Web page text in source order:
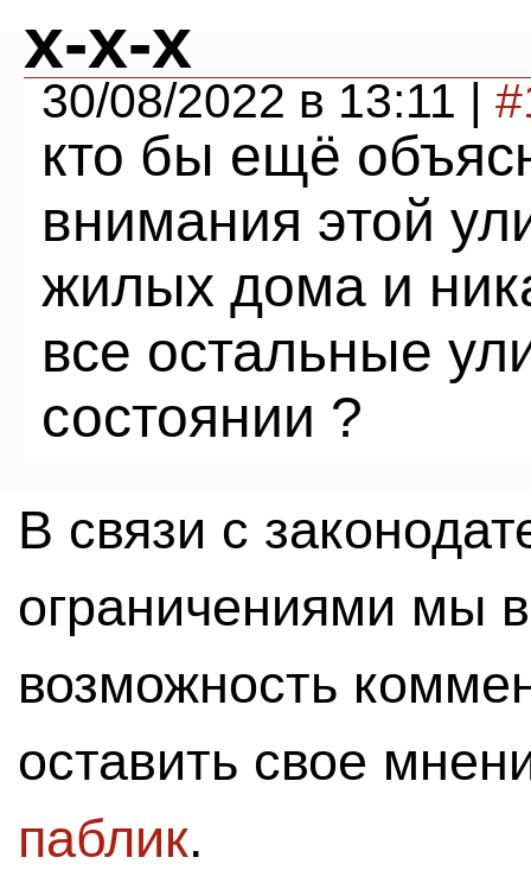
х-х-х
30/08/2022 в 13:11 |
кто бы ещё
внимания этой
жилых дома и
все остальные
состоянии ?
В связи с
ограничениями мы
возможность
оставить свое
паблик.